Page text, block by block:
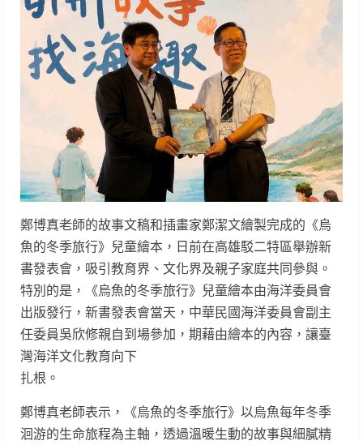
鄭博真老師的故事文稿和插畫家鄭潔文繪製完成的《烏
魚的冬季旅行》兒童繪本，日前在高雄駁二特區舉辦新
書發表會，吸引教育界、文化界及親子家庭共同參與。
特別的是，《烏魚的冬季旅行》兒童繪本由海洋委員會
出版發行，新書發表會當天，中華民國海洋委員會副主
任委員吳欣修親自到場參加，期藉由繪本的內容，讓臺
灣海洋文化教育向下
扎根。
鄭博真老師表示，《烏魚的冬季旅行》以烏魚每年冬季
洄游的生命旅程為主軸，透過溫暖生動的故事與細膩精